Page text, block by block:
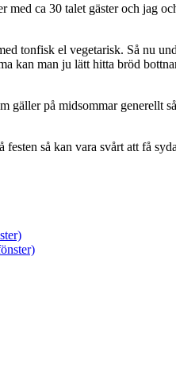
med ca 30 talet gäster och jag
tonfisk el vegetarisk. Så nu
kan man ju lätt hitta bröd
på midsommar generellt
så kan vara svårt att få